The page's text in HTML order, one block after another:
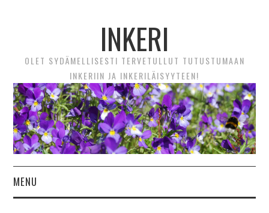
INKERI
OLET SYDÄMELLISESTI TERVETULLUT TUTUSTUMAAN
INKERIIN JA INKERILÄISYYTEEN!
MENU